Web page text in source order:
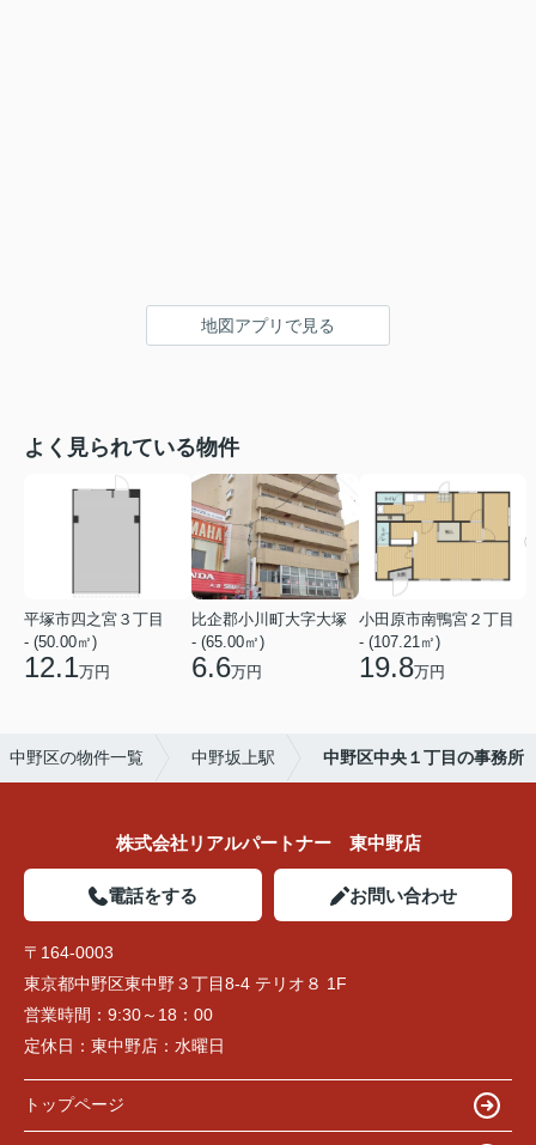
地図アプリで見る
よく見られている物件
平塚市四之宮３丁目
- (50.00㎡)
12.1万円
比企郡小川町大字大塚
- (65.00㎡)
6.6万円
小田原市南鴨宮２丁目
- (107.21㎡)
19.8万円
中野区の物件一覧 中野坂上駅 中野区中央１丁目の事務所
株式会社リアルパートナー 東中野店
電話をする お問い合わせ
〒164-0003
東京都中野区東中野３丁目8-4 テリオ８ 1F
営業時間： 9:30～18：00
定休日： 東中野店：水曜日
トップページ